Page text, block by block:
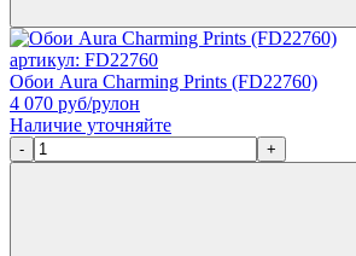
артикул: FD22760
Обои Aura Charming Prints (FD22760)
4 070 руб/рулон
Наличие уточняйте
- +